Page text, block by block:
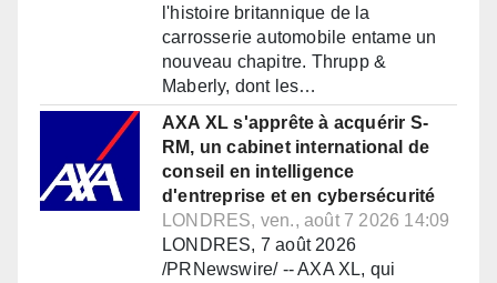
l'histoire britannique de la
carrosserie automobile entame un
nouveau chapitre. Thrupp &
Maberly, dont les…
AXA XL s'apprête à acquérir S-
RM, un cabinet international de
conseil en intelligence
d'entreprise et en cybersécurité
LONDRES, ven., août 7 2026 14:09
LONDRES, 7 août 2026
/PRNewswire/ -- AXA XL, qui